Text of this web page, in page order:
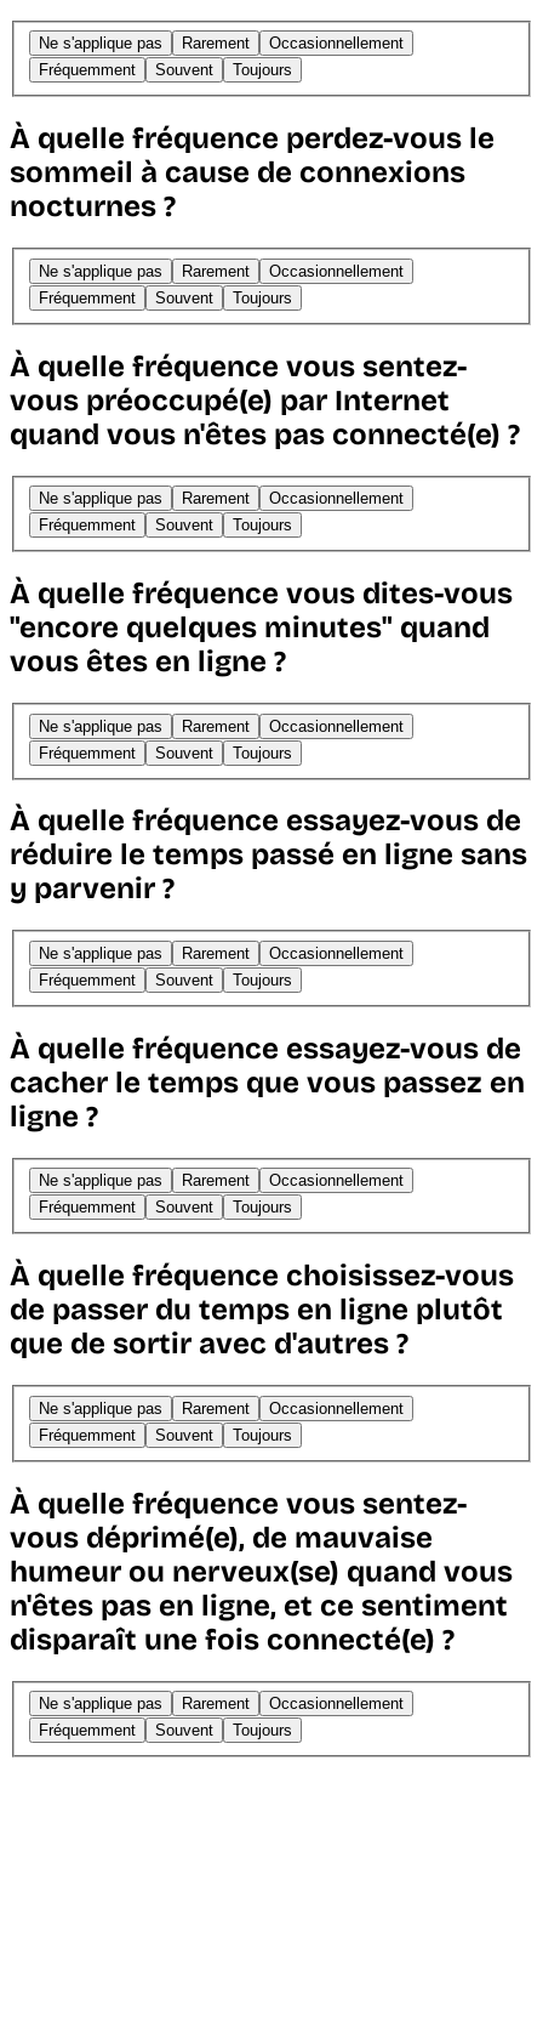
Ne s'applique pas Rarement
Occasionnellement
Fréquemment
Souvent Toujours
À quelle fréquence perdez-vous le
sommeil à cause de connexions
nocturnes ?
Ne s'applique pas Rarement
Occasionnellement
Fréquemment
Souvent Toujours
À quelle fréquence vous sentez-
vous préoccupé(e) par Internet
quand vous n'êtes pas connecté(e) ?
Ne s'applique pas Rarement
Occasionnellement
Fréquemment
Souvent Toujours
À quelle fréquence vous dites-vous
"encore quelques minutes" quand
vous êtes en ligne ?
Ne s'applique pas Rarement
Occasionnellement
Fréquemment
Souvent Toujours
À quelle fréquence essayez-vous de
réduire le temps passé en ligne sans
y parvenir ?
Ne s'applique pas Rarement
Occasionnellement
Fréquemment
Souvent Toujours
À quelle fréquence essayez-vous de
cacher le temps que vous passez en
ligne ?
Ne s'applique pas Rarement
Occasionnellement
Fréquemment
Souvent Toujours
À quelle fréquence choisissez-vous
de passer du temps en ligne plutôt
que de sortir avec d'autres ?
Ne s'applique pas Rarement
Occasionnellement
Fréquemment
Souvent Toujours
À quelle fréquence vous sentez-
vous déprimé(e), de mauvaise
humeur ou nerveux(se) quand vous
n'êtes pas en ligne, et ce sentiment
disparaît une fois connecté(e) ?
Ne s'applique pas Rarement
Occasionnellement
Fréquemment
Souvent Toujours